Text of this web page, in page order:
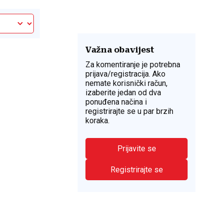
Važna obavijest
Za komentiranje je potrebna
prijava/registracija. Ako
nemate korisnički račun,
izaberite jedan od dva
ponuđena načina i
registrirajte se u par brzih
koraka.
Prijavite se
Registrirajte se